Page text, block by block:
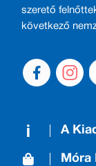
szerető
következő
A
Móra